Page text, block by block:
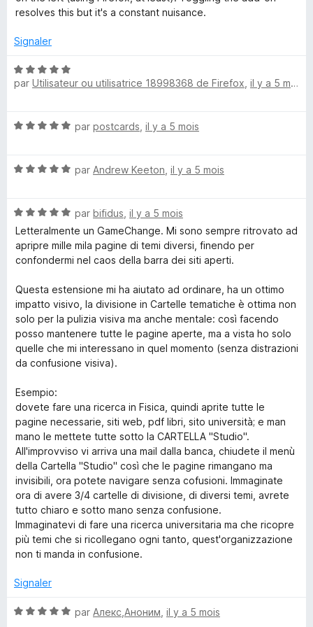
4
u
5
resolves this but it's a constant nuisance.
Signaler
N
o
5
r
par Utilisateur ou utilisatrice 18998368 de Firefox il y a 5 mois
N
é
u
r
5
par postcards il y a 5 mois
N
é
5
s
u
5
par Andrew Keeton il y a 5 mois
N
o
t
é
s
u
r
5
par bifidus il y a 5 mois
Letteralmente un GameChange. Mi sono sempre ritrovato ad
apripre mille mila pagine di temi diversi, finendo per
confondermi nel caos della barra dei siti aperti.
Questa estensione mi ha aiutato ad ordinare, ha un ottimo
impatto visivo, la divisione in Cartelle tematiche è ottima non
solo per la pulizia visiva ma anche mentale: così facendo
posso mantenere tutte le pagine aperte, ma a vista ho solo
quelle che mi interessano in quel momento (senza distrazioni
da confusione visiva).
Esempio:
dovete fare una ricerca in Fisica, quindi aprite tutte le
pagine necessarie, siti web, pdf libri, sito università; e man
mano le mettete tutte sotto la CARTELLA "Studio".
All'improvviso vi arriva una mail dalla banca, chiudete il menù
della Cartella "Studio" così che le pagine rimangano ma
invisibili, ora potete navigare senza cofusioni. Immaginate
ora di avere 3/4 cartelle di divisione, di diversi temi, avrete
tutto chiaro e sotto mano senza confusione.
Immaginatevi di fare una ricerca universitaria ma che ricopre
più temi che si ricollegano ogni tanto, quest'organizzazione
non ti manda in confusione.
Signaler
N
par Алекс,Аноним il y a 5 mois